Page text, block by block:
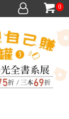
0